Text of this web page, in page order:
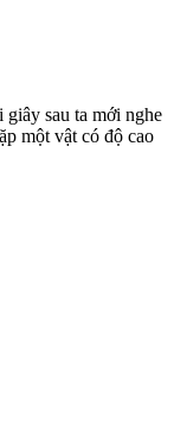
sau ta mới nghe
một vật có độ cao